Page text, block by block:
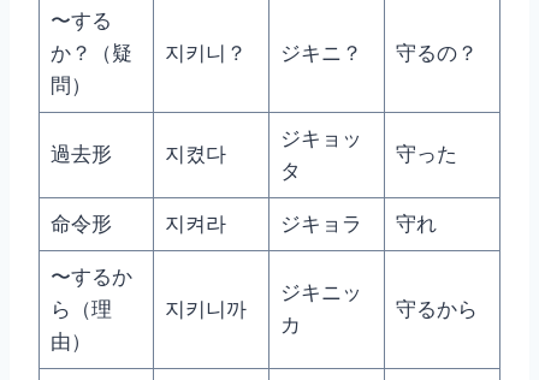
〜する
か？（疑
問）
지키니？ ジキニ？ 守るの？
過去形 지켰다
ジキョッ
タ
守った
命令形 지켜라 ジキョラ 守れ
〜するか
ら（理
由）
지키니까
ジキニッ
カ
守るから